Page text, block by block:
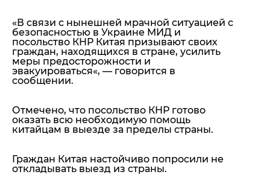
«В связи с нынешней мрачной ситуацией с
безопасностью в Украине МИД и
посольство КНР Китая призывают своих
граждан, находящихся в стране, усилить
меры предосторожности и
эвакуироваться«, — говорится в
сообщении.
Отмечено, что посольство КНР готово
оказать всю необходимую помощь
китайцам в выезде за пределы страны.
Граждан Китая настойчиво попросили не
откладывать выезд из страны.